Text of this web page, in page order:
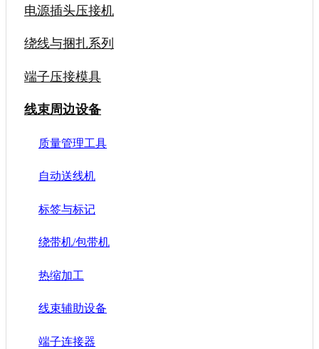
电源插头压接机
绕线与捆扎系列
端子压接模具
线束周边设备
质量管理工具
自动送线机
标签与标记
绕带机/包带机
热缩加工
线束辅助设备
端子连接器